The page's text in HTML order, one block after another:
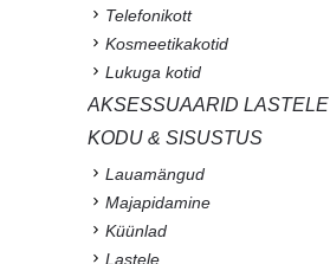
Telefonikott
Kosmeetikakotid
Lukuga kotid
AKSESSUAARID LASTELE
KODU & SISUSTUS
Lauamängud
Majapidamine
Küünlad
Lastele